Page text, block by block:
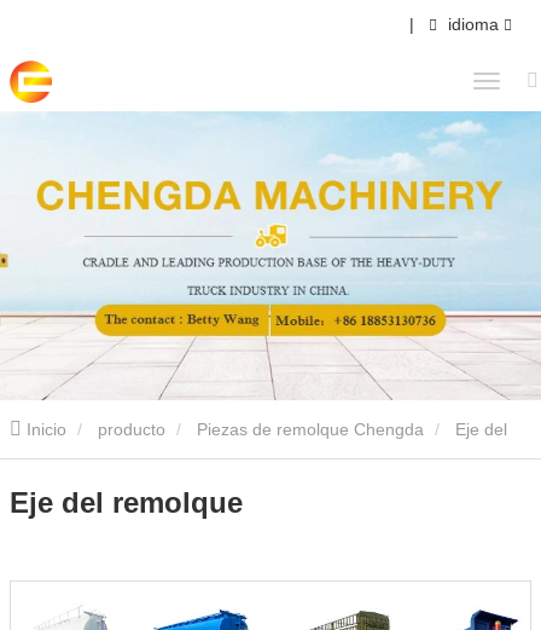
| idioma
Inicio producto Piezas de remolque Chengda
Eje del remolque